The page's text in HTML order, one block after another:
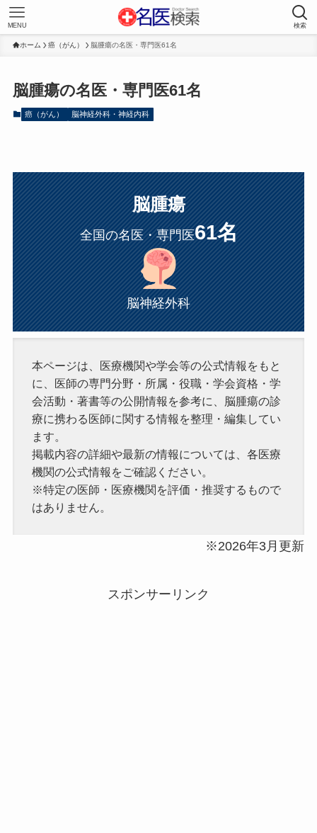
検索
MENU
ホーム 癌（がん） 脳腫瘍の名医・専門医61名
脳腫瘍の名医・専門医61名
癌（がん） 脳神経外科・神経内科
脳腫瘍
全国の名医・専門医61名
脳神経外科
本ページは、医療機関や学会等の公式情報をもと
に、医師の専門分野・所属・役職・学会資格・学
会活動・著書等の公開情報を参考に、脳腫瘍の診
療に携わる医師に関する情報を整理・編集してい
ます。
掲載内容の詳細や最新の情報については、各医療
機関の公式情報をご確認ください。
※特定の医師・医療機関を評価・推奨するもので
はありません。
※2026年3月更新
スポンサーリンク